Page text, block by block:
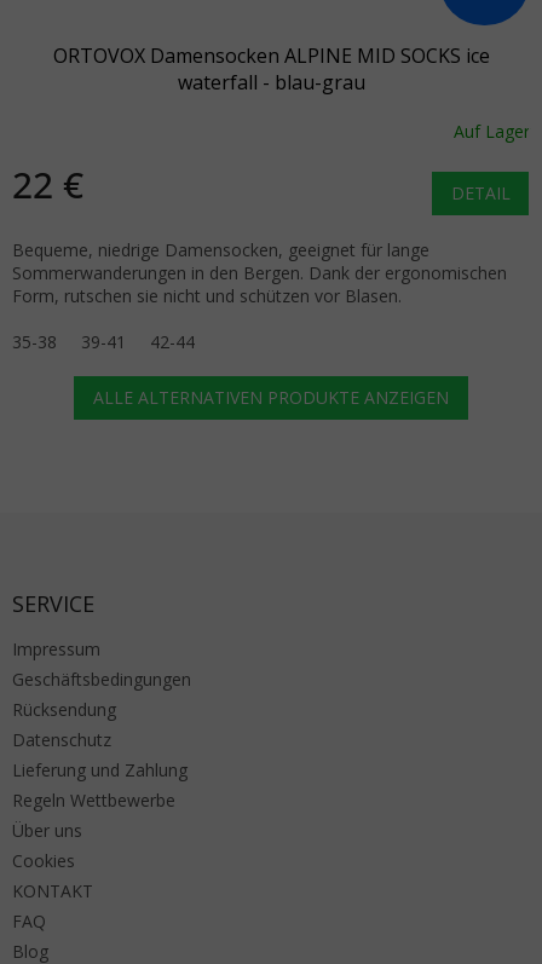
ORTOVOX Damensocken ALPINE MID SOCKS ice
waterfall - blau-grau
Auf Lager
22 € DETAIL
Bequeme, niedrige Damensocken, geeignet für lange
Sommerwanderungen in den Bergen. Dank der ergonomischen
Form, rutschen sie nicht und schützen vor Blasen.
35-38
39-41 42-44
ALLE ALTERNATIVEN PRODUKTE ANZEIGEN
SERVICE
Impressum
Geschäftsbedingungen
Rücksendung
Datenschutz
Lieferung und Zahlung
Regeln Wettbewerbe
Über uns
Cookies
KONTAKT
FAQ
Blog